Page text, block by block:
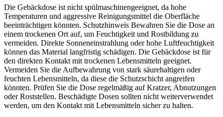
Die Gebäckdose ist nicht spülmaschinengeeignet, da hohe
Temperaturen und aggressive Reinigungsmittel die Oberfläche
beeinträchtigen könnten. Schutzhinweis Bewahren Sie die Dose an
einem trockenen Ort auf, um Feuchtigkeit und Rostbildung zu
vermeiden. Direkte Sonneneinstrahlung oder hohe Luftfeuchtigkeit
können das Material langfristig schädigen. Die Gebäckdose ist für
den direkten Kontakt mit trockenen Lebensmitteln geeignet.
Vermeiden Sie die Aufbewahrung von stark säurehaltigen oder
feuchten Lebensmitteln, da diese die Schutzschicht angreifen
könnten. Prüfen Sie die Dose regelmäßig auf Kratzer, Abnutzungen
oder Roststellen. Beschädigte Dosen sollten nicht weiterverwendet
werden, um den Kontakt mit Lebensmitteln sicher zu halten.